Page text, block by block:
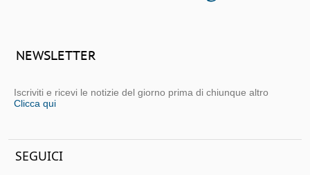
NEWSLETTER
Iscriviti e ricevi le notizie del giorno prima di chiunque altro
Clicca qui
SEGUICI